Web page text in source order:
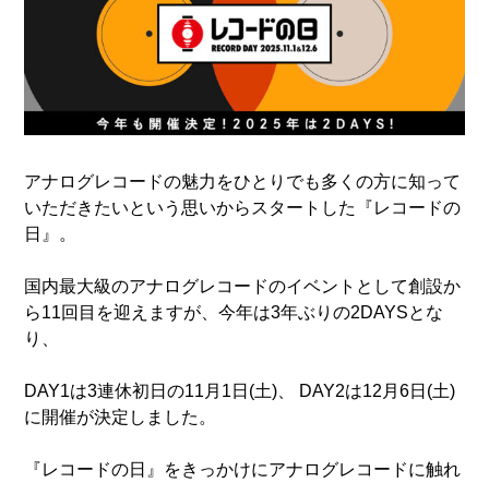
アナログレコードの魅力をひとりでも多くの方に知って
いただきたいという思いからスタートした『レコードの
日』。
国内最大級のアナログレコードのイベントとして創設か
ら11回目を迎えますが、今年は3年ぶりの2DAYSとな
り、
DAY1は3連休初日の11月1日(土)、 DAY2は12月6日(土)
に開催が決定しました。
『レコードの日』をきっかけにアナログレコードに触れ